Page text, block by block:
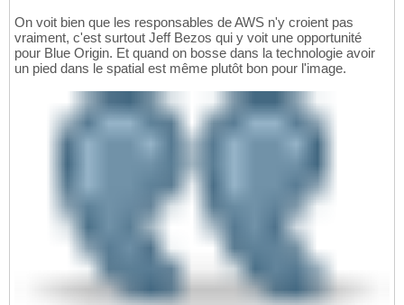
On voit bien que les responsables de AWS n'y croient pas
vraiment, c'est surtout Jeff Bezos qui y voit une opportunité
pour Blue Origin. Et quand on bosse dans la technologie avoir
un pied dans le spatial est même plutôt bon pour l'image.